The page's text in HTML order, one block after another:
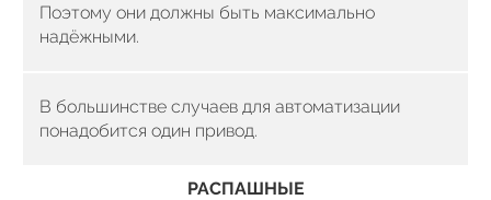
Поэтому они должны быть максимально
надёжными.
В большинстве случаев для автоматизации
понадобится один привод.
РАСПАШНЫЕ